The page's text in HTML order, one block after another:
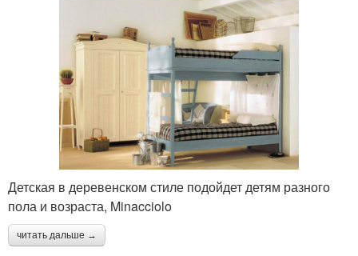
Детская в деревенском стиле подойдет детям разного
пола и возраста, Minacciolo
читать дальше →